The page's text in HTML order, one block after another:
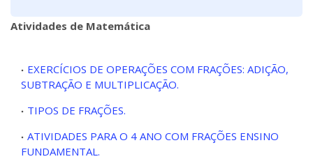
Atividades de Matemática
EXERCÍCIOS DE OPERAÇÕES COM FRAÇÕES: ADIÇÃO,
SUBTRAÇÃO E MULTIPLICAÇÃO.
TIPOS DE FRAÇÕES.
ATIVIDADES PARA O 4 ANO COM FRAÇÕES ENSINO
FUNDAMENTAL.